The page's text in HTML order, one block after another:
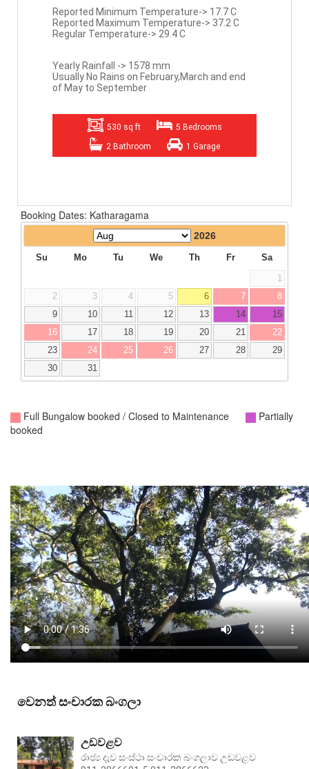
Reported Minimum Temperature-> 17.7 C
Reported Maximum Temperature-> 37.2 C
Regular Temperature-> 29.4 C
Yearly Rainfall -> 1578 mm
Usually No Rains on February,March and end
of May to September
530 sq ft
5 Bedrooms
2 Bathroom
1 Garage
වෙනත් සංචාරක බංගලා
උඩවළව
රාජ්‍ය දැව සංස්ථා සංචාරක බංගලාව උඩවළව